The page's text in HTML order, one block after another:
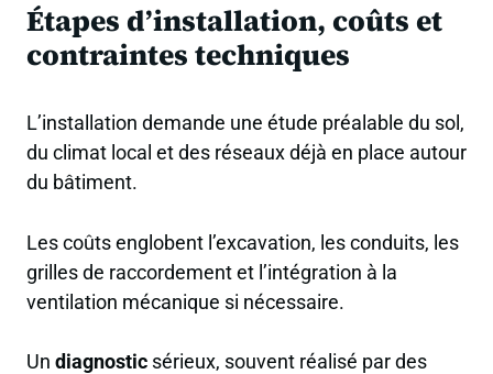
Étapes d’installation, coûts et
contraintes techniques
L’installation demande une étude préalable du sol,
du climat local et des réseaux déjà en place autour
du bâtiment.
Les coûts englobent l’excavation, les conduits, les
grilles de raccordement et l’intégration à la
ventilation mécanique si nécessaire.
Un diagnostic sérieux, souvent réalisé par des